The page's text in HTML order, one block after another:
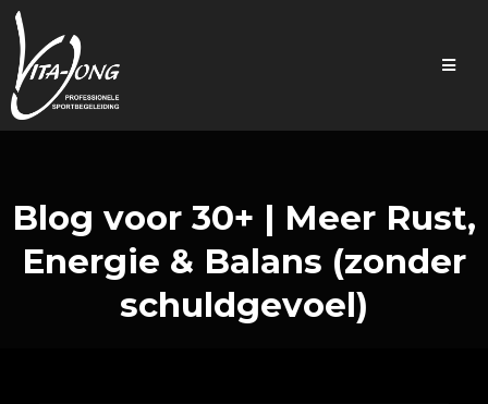
Blog voor 30+ | Meer Rust,
Energie & Balans (zonder
schuldgevoel)